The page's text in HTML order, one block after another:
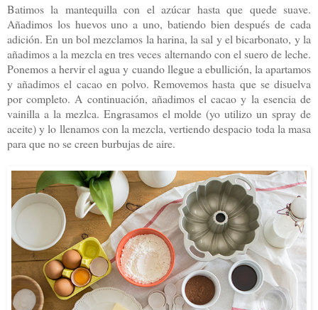
Batimos la mantequilla con el azúcar hasta que quede suave.
Añadimos los huevos uno a uno, batiendo bien después de cada
adición. En un bol mezclamos la harina, la sal y el bicarbonato, y la
añadimos a la mezcla en tres veces alternando con el suero de leche.
Ponemos a hervir el agua y cuando llegue a ebullición, la apartamos
y añadimos el cacao en polvo. Removemos hasta que se disuelva
por completo. A continuación, añadimos el cacao y la esencia de
vainilla a la mezlca. Engrasamos el molde (yo utilizo un spray de
aceite) y lo llenamos con la mezcla, vertiendo despacio toda la masa
para que no se creen burbujas de aire.